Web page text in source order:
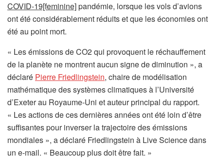
COVID-19[feminine]pandémie, lorsque les vols d’avions
ont été considérablement réduits et que les économies ont
été au point mort.
« Les émissions de CO2 qui provoquent le réchauffement
de la planète ne montrent aucun signe de diminution », a
déclaré Pierre Friedlingstein(
s
’
o
u
v
r
, chaire de modélisation
mathématique des systèmes climatiques à l’Université
d’Exeter au Royaume-Uni et auteur principal du rapport.
« Les actions de ces dernières années ont été loin d’être
suffisantes pour inverser la trajectoire des émissions
mondiales », a déclaré Friedlingstein à Live Science dans
un e-mail. « Beaucoup plus doit être fait. »